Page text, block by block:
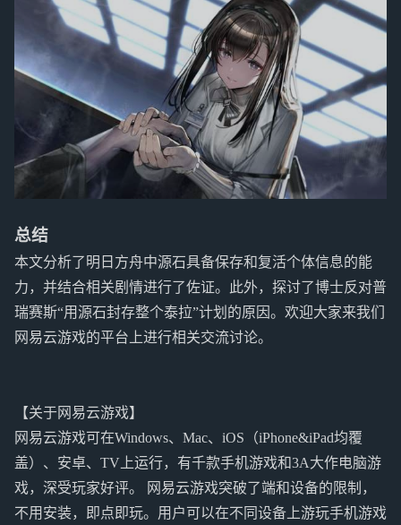
总结
本文分析了明日方舟中源石具备保存和复活个体信息的能
力，并结合相关剧情进行了佐证。此外，探讨了博士反对普
瑞赛斯“用源石封存整个泰拉”计划的原因。欢迎大家来我们
网易云游戏的平台上进行相关交流讨论。
【关于网易云游戏】
网易云游戏可在Windows、Mac、iOS（iPhone&iPad均覆
盖）、安卓、TV上运行，有千款手机游戏和3A大作电脑游
戏，深受玩家好评。 网易云游戏突破了端和设备的限制，
不用安装，即点即玩。用户可以在不同设备上游玩手机游戏